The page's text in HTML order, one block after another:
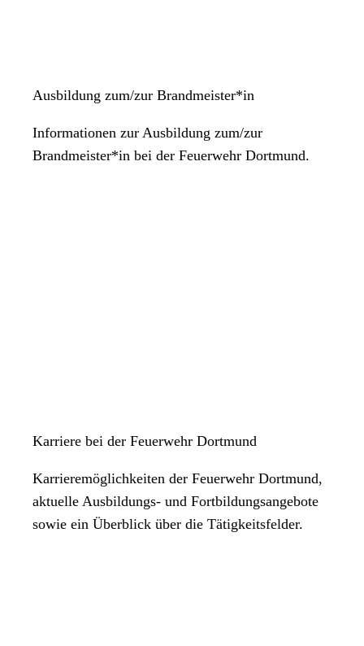
Ausbildung zum/zur Brandmeister*in
Informationen zur Ausbildung zum/zur
Brandmeister*in bei der Feuerwehr Dortmund.
Karriere bei der Feuerwehr Dortmund
Karrieremöglichkeiten der Feuerwehr Dortmund,
aktuelle Ausbildungs- und Fortbildungsangebote
sowie ein Überblick über die Tätigkeitsfelder.